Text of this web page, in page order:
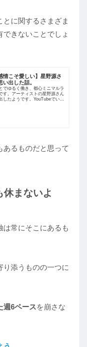
に関するさまざま
きないことでしょ
情こそ愛しい】星野源さ
出した話。
でゆるく働き、都心ミニマルラ
す。アーティストの星野源さん
したようです。YouTubeでいく
あるものだと思って
休まないよ
常にそこにあるも
添うものの一つに
週6ペースを崩さな